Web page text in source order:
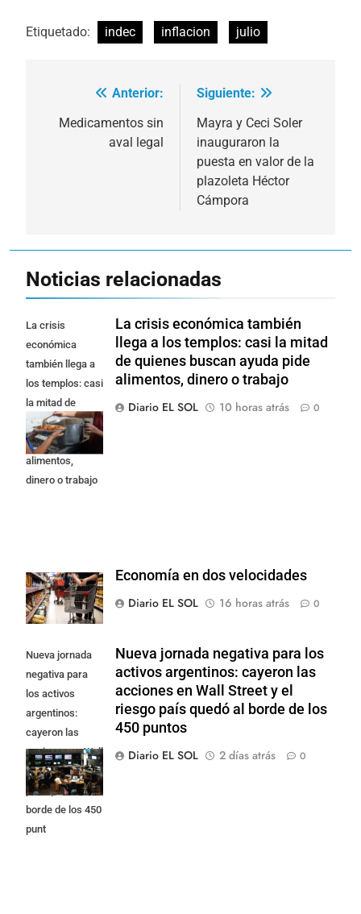
Etiquetado: indec inflacion julio
Navegación
de
Anterior:
Medicamentos sin
aval legal
Siguiente:
Mayra y Ceci Soler
inauguraron la
puesta en valor de la
plazoleta Héctor
Cámpora
Noticias relacionadas
La crisis
económica
también llega a
los templos: casi
la mitad de
quienes buscan
ayuda pide
alimentos,
dinero o trabajo
La crisis económica también
llega a los templos: casi la mitad
de quienes buscan ayuda pide
alimentos, dinero o trabajo
Diario EL SOL
10 horas atrás 0
Economía en dos velocidades
Diario EL SOL
16 horas atrás 0
Nueva jornada
negativa para
los activos
argentinos:
cayeron las
acciones en Wall
Street y el riesgo
país quedó al
borde de los 450
punt
Nueva jornada negativa para los
activos argentinos: cayeron las
acciones en Wall Street y el
riesgo país quedó al borde de los
450 puntos
Diario EL SOL
2 días atrás 0